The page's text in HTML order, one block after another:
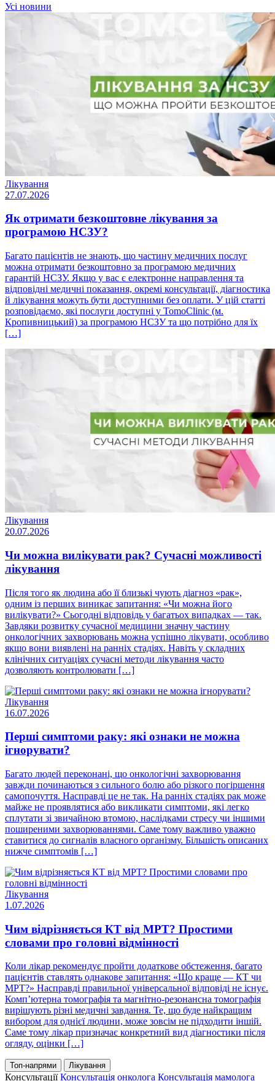
Усі новини
Лікування
27.07.2026
Як отримати безкоштовне лікування за
програмою НСЗУ?
Багато пацієнтів не знають, що частину медичних послуг
можна отримати безкоштовно за програмою медичних
гарантій НСЗУ. Якщо у вас є електронне направлення та
відповідні медичні показання, окремі консультації, діагностика
й лікування можуть бути доступними без оплати. У цій статті
розповідаємо, які послуги доступні у TomoClinic (м.
Кропивницький) за програмою НСЗУ та що потрібно для їх
[…]
Лікування
20.07.2026
Чи можна вилікувати рак? Сучасні можливості
лікування
Після того як людина або її близькі чують діагноз «рак»,
одним із перших виникає запитання: «Чи можна його
вилікувати?» Сьогодні відповідь у багатьох випадках — так.
Завдяки розвитку сучасної медицини значну частину
онкологічних захворювань можна успішно лікувати, особливо
якщо вони виявлені на ранніх стадіях. Навіть у складних
клінічних ситуаціях сучасні методи лікування часто
дозволяють контролювати […]
Лікування
16.07.2026
Перші симптоми раку: які ознаки не можна
ігнорувати?
Багато людей переконані, що онкологічні захворювання
завжди починаються з сильного болю або різкого погіршення
самопочуття. Насправді це не так. На ранніх стадіях рак може
майже не проявлятися або викликати симптоми, які легко
сплутати зі звичайною втомою, наслідками стресу чи іншими
поширеними захворюваннями. Саме тому важливо уважно
ставитися до сигналів власного організму. Більшість описаних
нижче симптомів […]
Лікування
1.07.2026
Чим відрізняється КТ від МРТ? Простими
словами про головні відмінності
Коли лікар рекомендує пройти додаткове обстеження, багато
пацієнтів ставлять однакове запитання: «Що краще — КТ чи
МРТ?» Насправді правильної універсальної відповіді не існує.
Комп’ютерна томографія та магнітно-резонансна томографія
вирішують різні медичні завдання. Те, що буде найкращим
вибором для однієї людини, може зовсім не підходити іншій.
Саме тому лікар призначає конкретний вид діагностики після
огляду, оцінки […]
Топ-напрями Лікування
КонсультаціїКонсультація онколога Консультація мамолога